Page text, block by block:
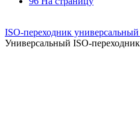
ISO-переходник
Универсальный ISO-